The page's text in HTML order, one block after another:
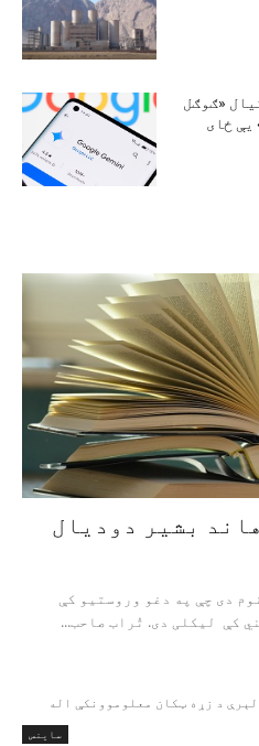
«ګوګل
یې ځای
بشیر دودیال
دی چې په دغو وروستیو کې
کې لیکلی دی. تُراب صاحب...